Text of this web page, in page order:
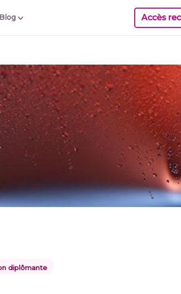
Blog Accès
diplômante